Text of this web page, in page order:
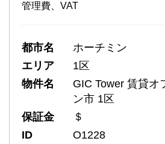
管理費、VAT
都市名
ホーチミン
エリア
1区
物件名
GIC Tower 賃貸オ
ン市 1区
保証金
＄
ID
O1228